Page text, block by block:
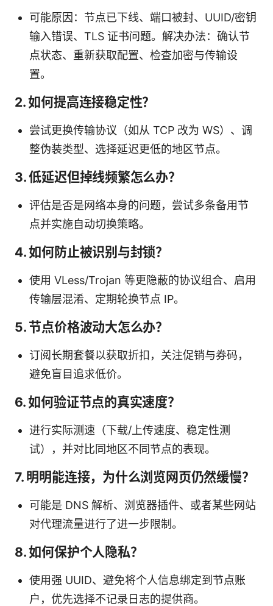
可能原因：节点已下线、端口被封、UUID/密钥
输入错误、TLS 证书问题。解决办法：确认节
点状态、重新获取配置、检查加密与传输设
置。
2. 如何提高连接稳定性？
尝试更换传输协议（如从 TCP 改为 WS）、调
整伪装类型、选择延迟更低的地区节点。
3. 低延迟但掉线频繁怎么办？
评估是否是网络本身的问题，尝试多条备用节
点并实施自动切换策略。
4. 如何防止被识别与封锁？
使用 VLess/Trojan 等更隐蔽的协议组合、启用
传输层混淆、定期轮换节点 IP。
5. 节点价格波动大怎么办？
订阅长期套餐以获取折扣，关注促销与券码，
避免盲目追求低价。
6. 如何验证节点的真实速度？
进行实际测速（下载/上传速度、稳定性测
试），并对比同地区不同节点的表现。
7. 明明能连接，为什么浏览网页仍然缓慢？
可能是 DNS 解析、浏览器插件、或者某些网站
对代理流量进行了进一步限制。
8. 如何保护个人隐私？
使用强 UUID、避免将个人信息绑定到节点账
户，优先选择不记录日志的提供商。